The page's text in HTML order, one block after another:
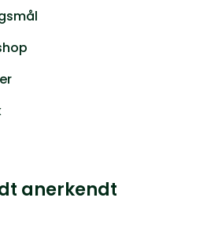
anerkendt